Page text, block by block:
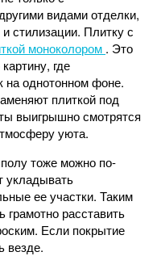
видами отделки,
стилизации. Плитку с
моноколором . Это
где
на однотонном фоне.
плиткой под
выигрышно смотрятся
уюта.
тоже можно по-
укладывать
ее участки. Таким
грамотно расставить
Если покрытие
везде.